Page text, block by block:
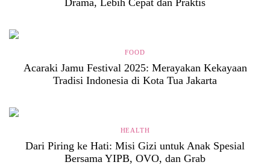
FOOD
Acaraki Jamu Festival 2025: Merayakan Kekayaan
Tradisi Indonesia di Kota Tua Jakarta
HEALTH
Dari Piring ke Hati: Misi Gizi untuk Anak Spesial
Bersama YIPB, OVO, dan Grab